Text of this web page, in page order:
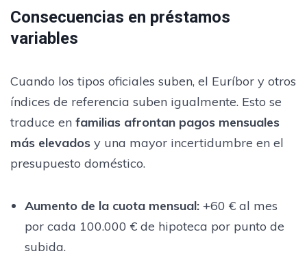
Consecuencias en préstamos
variables
Cuando los tipos oficiales suben, el Euríbor y otros
índices de referencia suben igualmente. Esto se
traduce en familias afrontan pagos mensuales
más elevados y una mayor incertidumbre en el
presupuesto doméstico.
Aumento de la cuota mensual:+60 € al mes
por cada 100.000 € de hipoteca por punto de
subida.